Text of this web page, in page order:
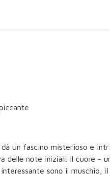
un fascino misterioso e
delle note iniziali. Il cuore -
sono il